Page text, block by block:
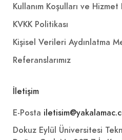
Kullanım Koşulları ve Hizmet
KVKK Politikası
Kişisel Verileri Aydınlatma
Referanslarımız
İletişim
E-Posta
Dokuz Eylül Üniversitesi